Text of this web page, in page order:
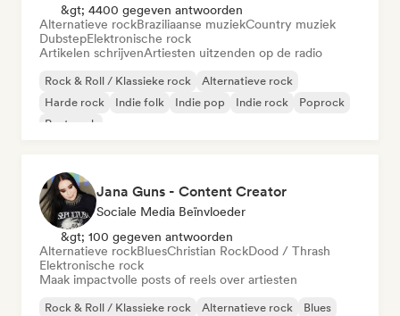
&gt; 4400 gegeven antwoorden
Alternatieve rockBraziliaanse muziekCountry muziek
DubstepElektronische rock
Artikelen schrijvenArtiesten uitzenden op de radio
Rock & Roll / Klassieke rock
Alternatieve rock
Harde rock
Indie folk Indie pop Indie rock
Poprock
Post punk
Jana Guns - Content Creator
Sociale Media Beïnvloeder
&gt; 100 gegeven antwoorden
Alternatieve rockBluesChristian RockDood / Thrash
Elektronische rock
Maak impactvolle posts of reels over artiesten
Rock & Roll / Klassieke rock Alternatieve rock
Blues